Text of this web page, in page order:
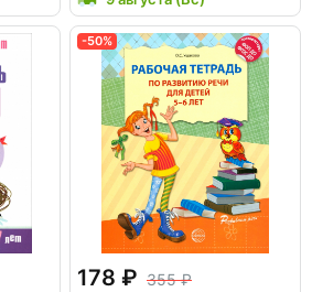
вы можете на странице
книги для педагогов, родителей и
-50%
178
355